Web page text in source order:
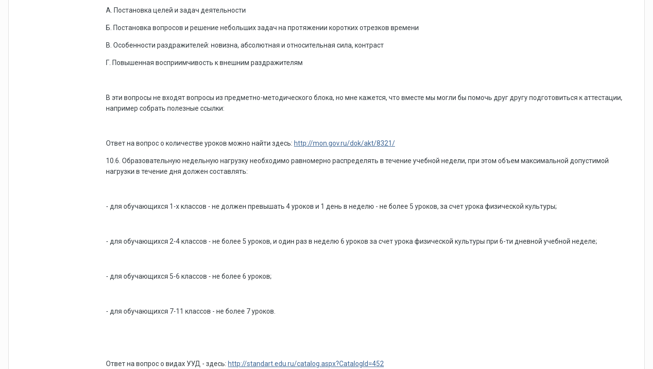
А. Постановка целей и задач деятельности
Б. Постановка вопросов и решение небольших задач на протяжении коротких отрезков времени
В. Особенности раздражителей: новизна, абсолютная и относительная сила, контраст
Г. Повышенная восприимчивость к внешним раздражителям
В эти вопросы не входят вопросы из предметно-методического блока, но мне кажется, что вместе мы могли бы помочь друг другу подготовиться к аттестации,
например собрать полезные ссылки:
Ответ на вопрос о количестве уроков можно найти здесь: http://mon.gov.ru/dok/akt/8321/
10.6. Образовательную недельную нагрузку необходимо равномерно распределять в течение учебной недели, при этом объем максимальной допустимой
нагрузки в течение дня должен составлять:
- для обучающихся 1-х классов - не должен превышать 4 уроков и 1 день в неделю - не более 5 уроков, за счет урока физической культуры;
- для обучающихся 2-4 классов - не более 5 уроков, и один раз в неделю 6 уроков за счет урока физической культуры при 6-ти дневной учебной неделе;
- для обучающихся 5-6 классов - не более 6 уроков;
- для обучающихся 7-11 классов - не более 7 уроков.
Ответ на вопрос о видах УУД - здесь: http://standart.edu.ru/catalog.aspx?CatalogId=452